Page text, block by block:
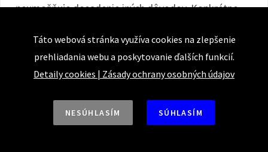
neumožňuje dosadenie iných dôvodov. Konkrétne
pôvod, národnosť, pohlavie, sexuálnu orientáciu, vek,
zdravotné postihnutie, náboženské vyznanie, svetový
pohybu pracovníkov Európskej únie. Zákon č.
198/2009 Sb. o rovném zacházení a o právních
Táto webová stránka využíva cookies na zlepšenie
prehliadania webu a poskytovanie ďalších funkcií.
Detaily cookies | Zásady ochrany osobných údajov
NESÚHLASÍM SÚHLASÍM